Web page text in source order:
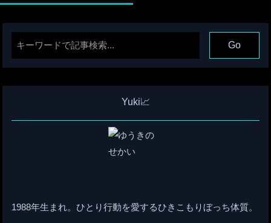
Yuki📈
1988年生まれ。ひとり行動を愛するひきこもりぼっち体質。